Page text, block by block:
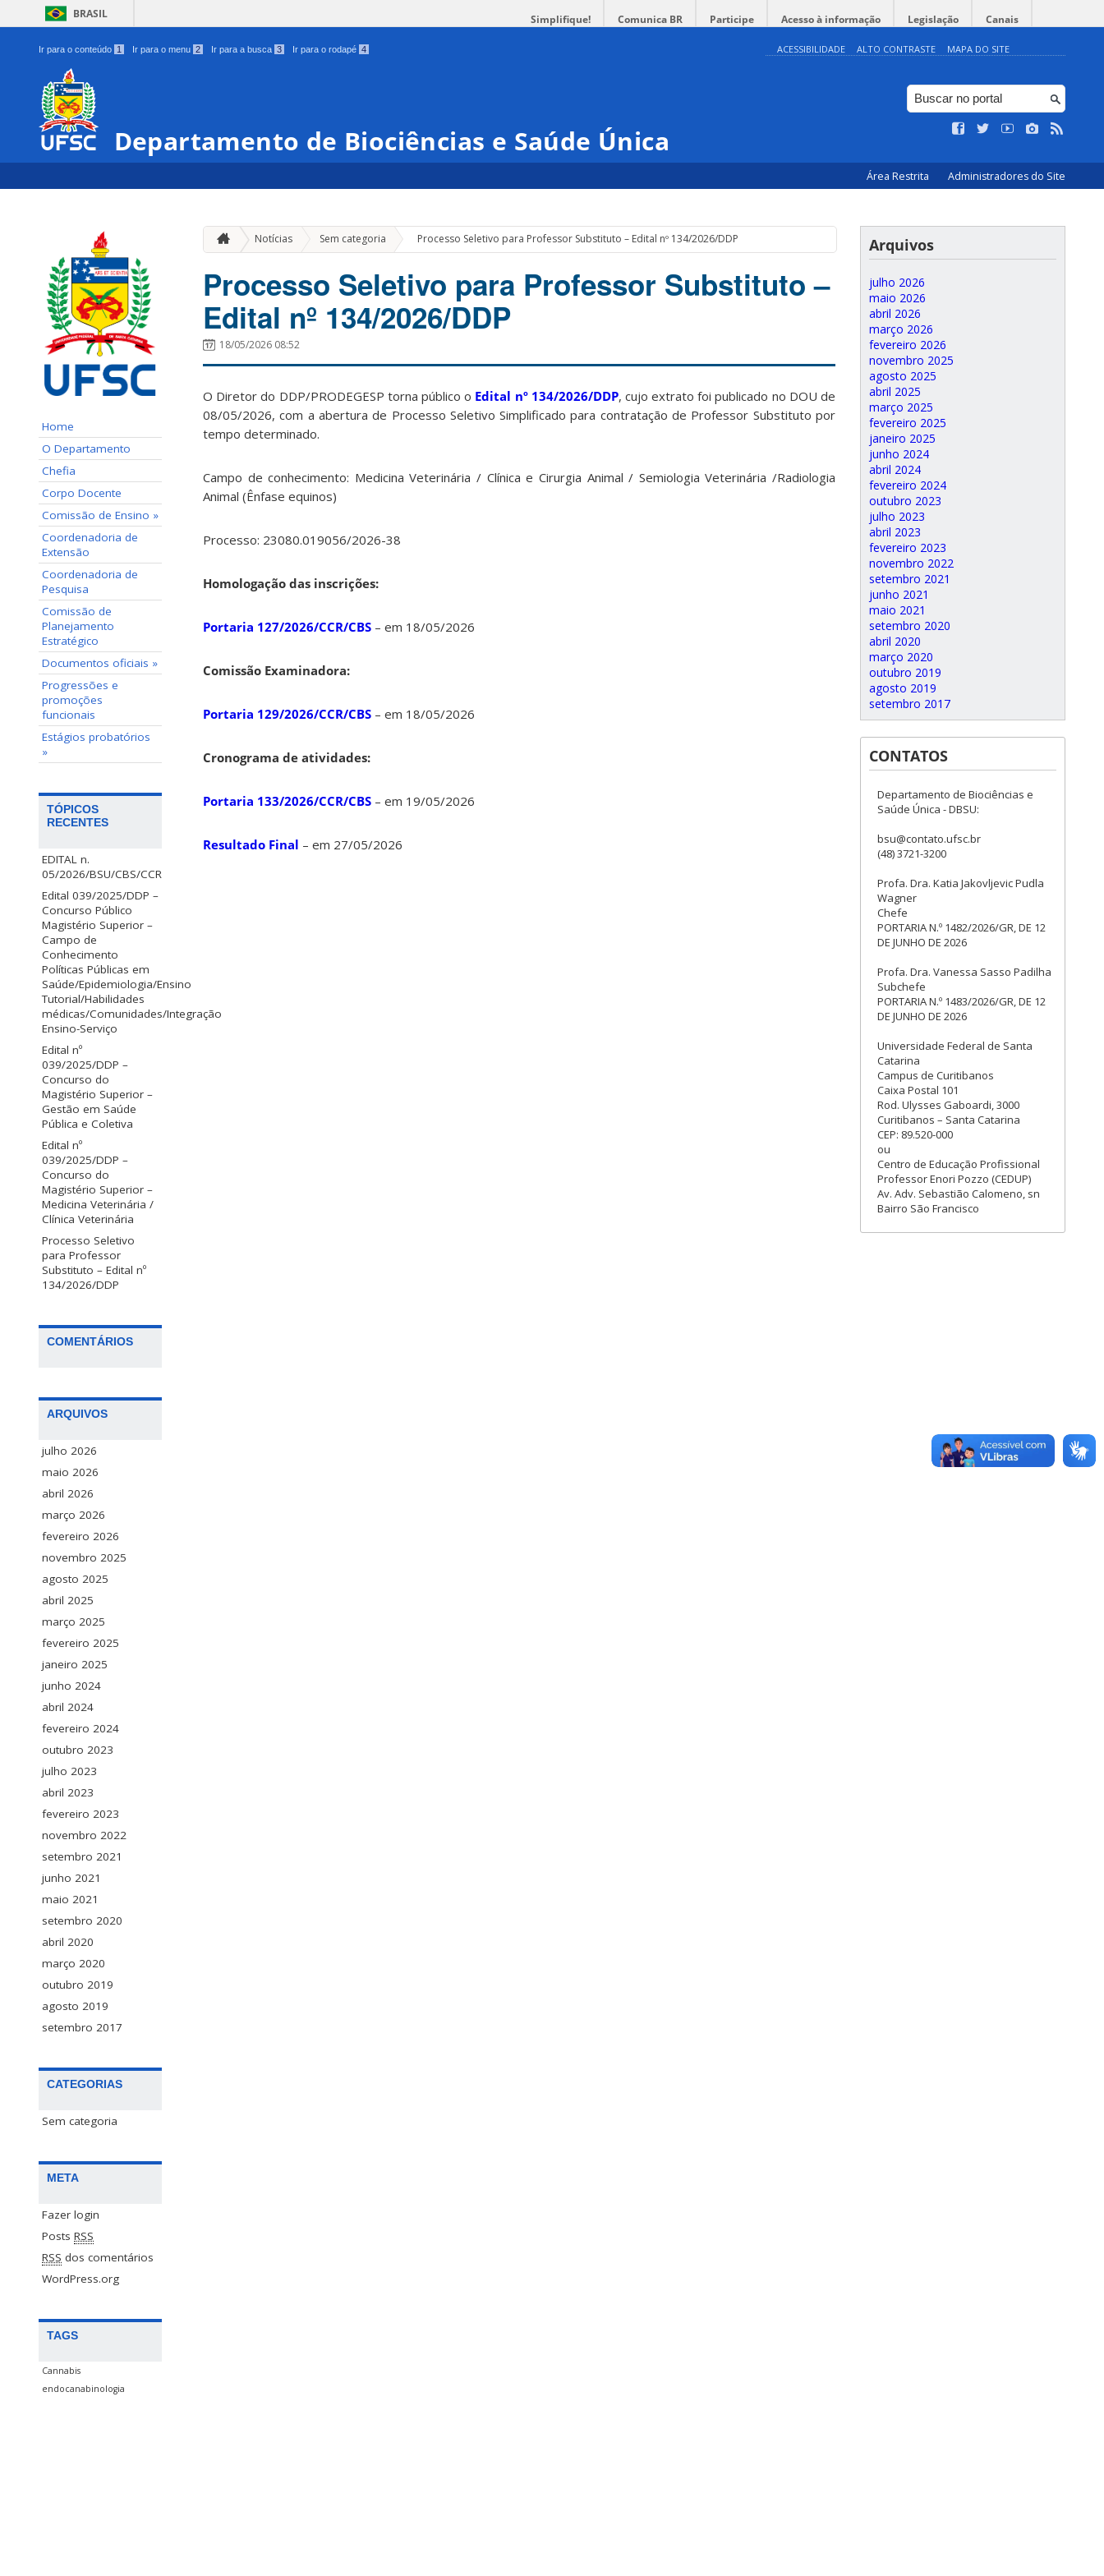
BRASIL Simplifique! Comunica BR Participe Acesso à informação Legislação Canais
Ir para o conteúdo 1 Ir para o menu 2 Ir para a busca 3 Ir para o rodapé 4 ACESSIBILIDADE ALTO CONTRASTE MAPA DO SITE
Departamento de Biociências e Saúde Única
Área Restrita Administradores do Site
Home
O Departamento
Chefia
Corpo Docente
Comissão de Ensino »
Coordenadoria de
Extensão
Coordenadoria de
Pesquisa
Comissão de
Planejamento
Estratégico
Documentos oficiais »
Progressões e
promoções
funcionais
Estágios probatórios
»
TÓPICOS
RECENTES
EDITAL n.
05/2026/BSU/CBS/CCR
Edital 039/2025/DDP –
Concurso Público
Magistério Superior –
Campo de
Conhecimento
Políticas Públicas em
Saúde/Epidemiologia/Ensino
Tutorial/Habilidades
médicas/Comunidades/Integração
Ensino-Serviço
Edital nº
039/2025/DDP –
Concurso do
Magistério Superior –
Gestão em Saúde
Pública e Coletiva
Edital nº
039/2025/DDP –
Concurso do
Magistério Superior –
Medicina Veterinária /
Clínica Veterinária
Processo Seletivo
para Professor
Substituto – Edital nº
134/2026/DDP
COMENTÁRIOS
ARQUIVOS
julho 2026
maio 2026
abril 2026
março 2026
fevereiro 2026
novembro 2025
agosto 2025
abril 2025
março 2025
fevereiro 2025
janeiro 2025
junho 2024
abril 2024
fevereiro 2024
outubro 2023
julho 2023
abril 2023
fevereiro 2023
novembro 2022
setembro 2021
junho 2021
maio 2021
setembro 2020
abril 2020
março 2020
outubro 2019
agosto 2019
setembro 2017
CATEGORIAS
Sem categoria
META
Fazer login
Posts RSS
RSS dos comentários
WordPress.org
TAGS
Cannabis
endocanabinologia
Notícias Sem categoria » Processo Seletivo para Professor Substituto – Edital nº 134/2026/DDP
Processo Seletivo para Professor Substituto –
Edital nº 134/2026/DDP
18/05/2026 08:52
O Diretor do DDP/PRODEGESP torna público o Edital nº 134/2026/DDP, cujo extrato foi publicado no DOU de
08/05/2026, com a abertura de Processo Seletivo Simplificado para contratação de Professor Substituto por
tempo determinado.
Campo de conhecimento: Medicina Veterinária / Clínica e Cirurgia Animal / Semiologia Veterinária /Radiologia
Animal (Ênfase equinos)
Processo: 23080.019056/2026-38
Homologação das inscrições:
Portaria 127/2026/CCR/CBS – em 18/05/2026
Comissão Examinadora:
Portaria 129/2026/CCR/CBS – em 18/05/2026
Cronograma de atividades:
Portaria 133/2026/CCR/CBS – em 19/05/2026
Resultado Final – em 27/05/2026
Arquivos
julho 2026
maio 2026
abril 2026
março 2026
fevereiro 2026
novembro 2025
agosto 2025
abril 2025
março 2025
fevereiro 2025
janeiro 2025
junho 2024
abril 2024
fevereiro 2024
outubro 2023
julho 2023
abril 2023
fevereiro 2023
novembro 2022
setembro 2021
junho 2021
maio 2021
setembro 2020
abril 2020
março 2020
outubro 2019
agosto 2019
setembro 2017
CONTATOS
Departamento de Biociências e
Saúde Única - DBSU:
bsu@contato.ufsc.br
(48) 3721-3200
Profa. Dra. Katia Jakovljevic Pudla
Wagner
Chefe
PORTARIA N.º 1482/2026/GR, DE 12
DE JUNHO DE 2026
Profa. Dra. Vanessa Sasso Padilha
Subchefe
PORTARIA N.º 1483/2026/GR, DE 12
DE JUNHO DE 2026
Universidade Federal de Santa
Catarina
Campus de Curitibanos
Caixa Postal 101
Rod. Ulysses Gaboardi, 3000
Curitibanos – Santa Catarina
CEP: 89.520-000
ou
Centro de Educação Profissional
Professor Enori Pozzo (CEDUP)
Av. Adv. Sebastião Calomeno, sn
Bairro São Francisco